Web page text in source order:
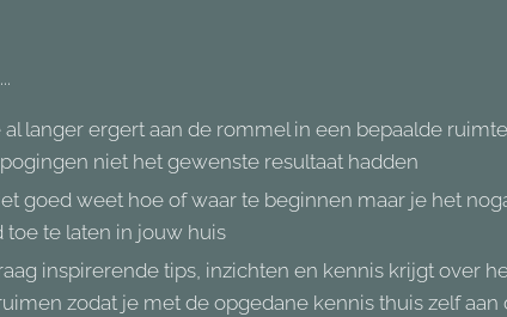
al langer ergert aan de rommel in een bepaalde
niet het gewenste resultaat hadden
goed weet hoe of waar te beginnen maar je het
toe te laten in jouw huis
inspirerende tips, inzichten en kennis krijgt over
zodat je met de opgedane kennis thuis zelf aan